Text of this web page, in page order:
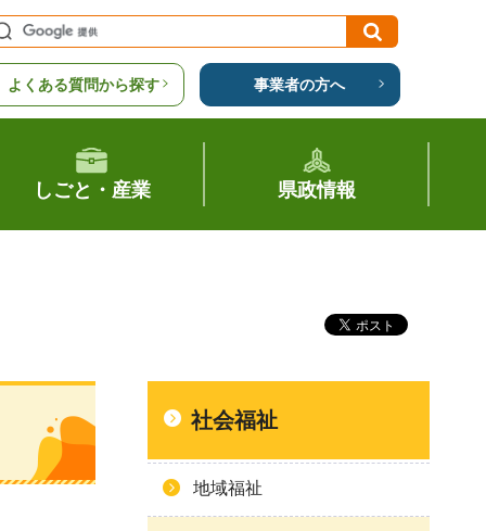
よくある質問から探す 事業者の方へ
しごと・産業 県政情報
社会福祉
地域福祉